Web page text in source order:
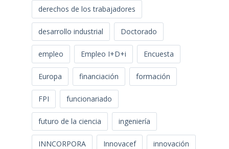
derechos de los trabajadores
desarrollo industrial Doctorado
empleo Empleo I+D+i Encuesta
Europa financiación formación
FPI funcionariado
futuro de la ciencia ingeniería
INNCORPORA Innovacef innovación